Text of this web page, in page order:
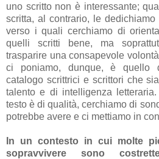
uno scritto non è interessante;
scritta, al contrario, le
verso i quali cerchiamo di
quelli scritti bene, ma
trasparire una consapevole
ci poniamo, dunque, è quello
catalogo scrittrici e scrittori che
talento e di intelligenza
testo è di qualità, cerchiamo di
potrebbe avere e ci mettiamo in
In un contesto in cui molte
sopravvivere sono